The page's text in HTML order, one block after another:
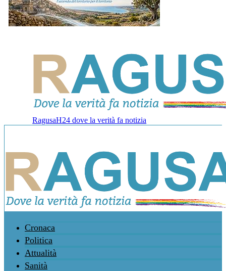
RagusaH24 dove la verità fa notizia
Cronaca
Politica
Attualità
Sanità